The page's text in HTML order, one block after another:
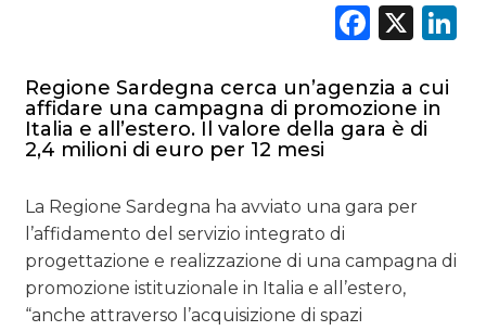
TREND
OPINIONI
X
Regione Sardegna cerca un’agenzia a cui
affidare una campagna di promozione in
Italia e all’estero. Il valore della gara è di
2,4 milioni di euro per 12 mesi
La Regione Sardegna ha avviato una gara per
l’affidamento del servizio integrato di
progettazione e realizzazione di una campagna di
promozione istituzionale in Italia e all’estero,
“anche attraverso l’acquisizione di spazi